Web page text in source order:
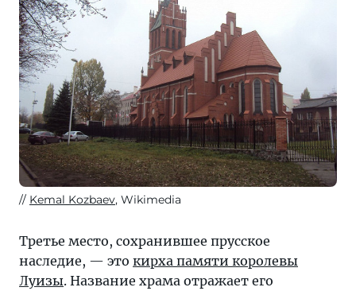
Kemal Kozbaev, Wikimedia
Третье место, сохранившее прусское
наследие, — это кирха памяти королевы
Луизы. Название храма отражает его